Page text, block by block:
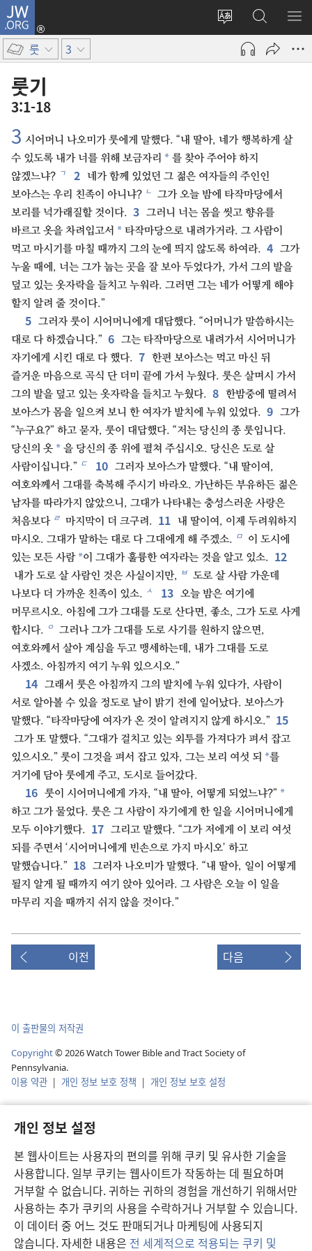
개인 정보 설정
본 웹사이트는 사용자의 편의를 위해 쿠키 및 유사한 기술을
사용합니다. 일부 쿠키는 웹사이트가 작동하는 데 필요하며
거부할 수 없습니다. 귀하는 귀하의 경험을 개선하기 위해서만
사용하는 추가 쿠키의 사용을 수락하거나 거부할 수 있습니다.
이 데이터 중 어느 것도 판매되거나 마케팅에 사용되지
않습니다. 자세한 내용은 전 세계적으로 적용되는 쿠키 및
JW.ORG
사이트
언어
변경
로그인
(새로운
열기)
JW.ORG
검색
메
룻 3
룻기
3:1-18
3 시어머니 나오미가 룻에게 말했다. “내 딸아, 네가 행복하게 살
수 있도록 내가 너를 위해 보금자리 * 를 찾아 주어야 하지
않겠느냐? ㄱ 2
네가 함께 있었던 그 젊은 여자들의 주인인
보아스는 우리 친족이 아니냐? ㄴ 그가 오늘 밤에 타작마당에서
보리를 넉가래질할 것이다. 3 그러니 너는 몸을 씻고 향유를
바르고 옷을 차려입고서 * 타작마당으로 내려가거라. 그 사람이
먹고 마시기를 마칠 때까지 그의 눈에 띄지 않도록 하여라. 4 그가
누울 때에, 너는 그가 눕는 곳을 잘 보아 두었다가, 가서 그의 발을
덮고 있는 옷자락을 들치고 누워라. 그러면 그는 네가 어떻게 해야
할지 알려 줄 것이다.”
5 그러자 룻이 시어머니에게 대답했다. “어머니가 말씀하시는
대로 다 하겠습니다.” 6 그는 타작마당으로 내려가서 시어머니가
자기에게 시킨 대로 다 했다. 7 한편 보아스는 먹고 마신 뒤
즐거운 마음으로 곡식 단 더미 끝에 가서 누웠다. 룻은 살며시 가서
그의 발을 덮고 있는 옷자락을 들치고 누웠다. 8 한밤중에 떨려서
보아스가 몸을 일으켜 보니 한 여자가 발치에 누워 있었다. 9 그가
“누구요?” 하고 묻자, 룻이 대답했다. “저는 당신의 종 룻입니다.
당신의 옷 * 을 당신의 종 위에 펼쳐 주십시오. 당신은 도로 살
사람이십니다.” ㄷ 10 그러자 보아스가 말했다. “내 딸이여,
여호와께서 그대를 축복해 주시기 바라오. 가난하든 부유하든 젊은
남자를 따라가지 않았으니, 그대가 나타내는 충성스러운 사랑은
처음보다 ㄹ 마지막이 더 크구려. 11
내 딸이여, 이제 두려워하지
마시오. 그대가 말하는 대로 다 그대에게 해 주겠소. ㅁ 이 도시에
있는 모든 사람 *이 그대가 훌륭한 여자라는 것을 알고 있소. 12
내가 도로 살 사람인 것은 사실이지만, ㅂ 도로 살 사람 가운데
나보다 더 가까운 친족이 있소. ㅅ 13 오늘 밤은 여기에
머무르시오. 아침에 그가 그대를 도로 산다면, 좋소, 그가 도로 사게
합시다. ㅇ 그러나 그가 그대를 도로 사기를 원하지 않으면,
여호와께서 살아 계심을 두고 맹세하는데, 내가 그대를 도로
사겠소. 아침까지 여기 누워 있으시오.”
14 그래서 룻은 아침까지 그의 발치에 누워 있다가, 사람이
서로 알아볼 수 있을 정도로 날이 밝기 전에 일어났다. 보아스가
말했다. “타작마당에 여자가 온 것이 알려지지 않게 하시오.” 15
그가 또 말했다. “그대가 걸치고 있는 외투를 가져다가 펴서 잡고
있으시오.” 룻이 그것을 펴서 잡고 있자, 그는 보리 여섯 되 *를
거기에 담아 룻에게 주고, 도시로 들어갔다.
16 룻이 시어머니에게 가자, “내 딸아, 어떻게 되었느냐?” *
하고 그가 물었다. 룻은 그 사람이 자기에게 한 일을 시어머니에게
모두 이야기했다. 17 그리고 말했다. “그가 저에게 이 보리 여섯
되를 주면서 ‘시어머니에게 빈손으로 가지 마시오’ 하고
말했습니다.” 18 그러자 나오미가 말했다. “내 딸아, 일이 어떻게
될지 알게 될 때까지 여기 앉아 있어라. 그 사람은 오늘 이 일을
마무리 지을 때까지 쉬지 않을 것이다.”
이전 다음
이 출판물의 저작권
Copyright© 2026Watch Tower Bible and Tract Society of
Pennsylvania.
이용 약관 | 개인 정보 보호 정책 | 개인 정보 보호 설정